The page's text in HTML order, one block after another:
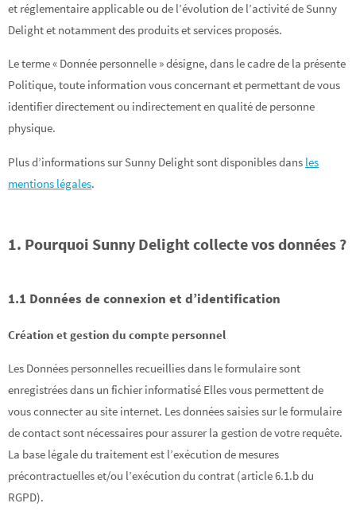
et réglementaire applicable ou de l’évolution de l’activité de Sunny
Delight et notamment des produits et services proposés.
Le terme « Donnée personnelle » désigne, dans le cadre de la présente
Politique, toute information vous concernant et permettant de vous
identifier directement ou indirectement en qualité de personne
physique.
Plus d’informations sur Sunny Delight sont disponibles dans les
mentions légales.
1. Pourquoi Sunny Delight collecte vos données ?
1.1 Données de connexion et d’identification
Création et gestion du compte personnel
Les Données personnelles recueillies dans le formulaire sont
enregistrées dans un fichier informatisé Elles vous permettent de
vous connecter au site internet. Les données saisies sur le formulaire
de contact sont nécessaires pour assurer la gestion de votre requête.
La base légale du traitement est l’exécution de mesures
précontractuelles et/ou l’exécution du contrat (article 6.1.b du
RGPD).